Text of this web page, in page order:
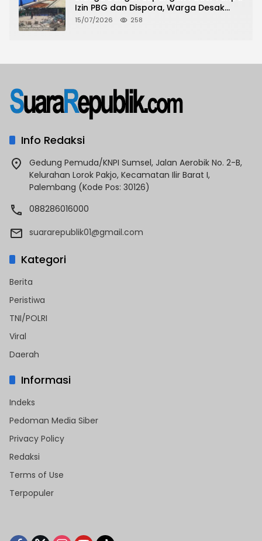
Izin PBG dan Dispora, Warga Desak
CKTRP dan Dispora Jakarta Barat
15/07/2026 258
Info Redaksi
Gedung Pemuda/KNPI Sumsel, Jalan Aerobik No. 2-B,
Kelurahan Lorok Pakjo, Kecamatan Ilir Barat I,
Palembang (Kode Pos: 30126)
088286016000
suararepublik01@gmail.com
Kategori
Berita
Peristiwa
TNI/POLRI
Viral
Daerah
Informasi
Indeks
Pedoman Media Siber
Privacy Policy
Redaksi
Terms of Use
Terpopuler